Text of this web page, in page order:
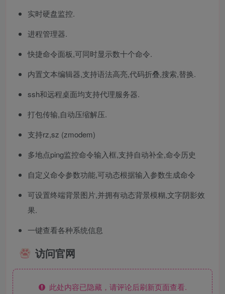
实时硬盘监控.
进程管理器.
快捷命令面板,可同时显示数十个命令.
内置文本编辑器,支持语法高亮,代码折叠,搜索,替换.
ssh和远程桌面均支持代理服务器.
打包传输,自动压缩解压.
支持rz,sz (zmodem)
多地点ping监控命令输入框,支持自动补全,命令历史
自定义命令参数功能,可动态根据输入参数生成命令
可设置终端背景图片,并拥有动态背景模糊,文字阴影效
果.
一键查看各种系统信息
访问官网
此处内容已隐藏，请评论后刷新页面查看.